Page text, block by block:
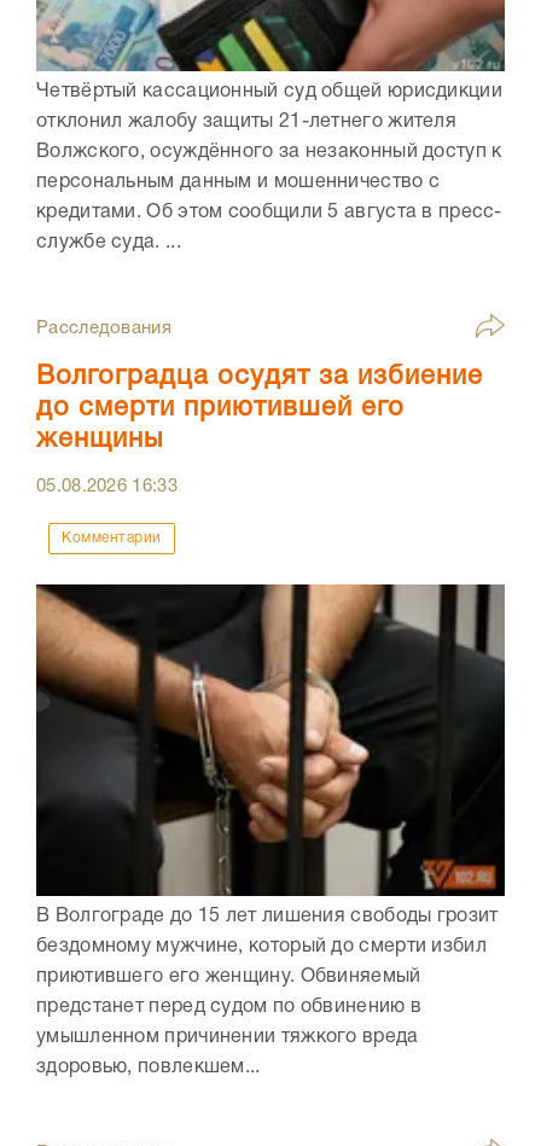
Четвёртый кассационный суд общей юрисдикции
отклонил жалобу защиты 21-летнего жителя
Волжского, осуждённого за незаконный доступ к
персональным данным и мошенничество с
кредитами. Об этом сообщили 5 августа в пресс-
службе суда. ...
Расследования
Волгоградца осудят за избиение
до смерти приютившей его
женщины
05.08.2026 16:33
Комментарии
В Волгограде до 15 лет лишения свободы грозит
бездомному мужчине, который до смерти избил
приютившего его женщину. Обвиняемый
предстанет перед судом по обвинению в
умышленном причинении тяжкого вреда
здоровью, повлекшем...